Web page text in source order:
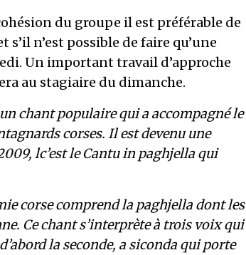
du groupe il est préférable de
n’est possible de faire qu’une
Un important travail d’approche
au stagiaire du dimanche.
chant populaire qui a accompagné le
corses. Il est devenu une
lc’est le Cantu in paghjella qui
corse comprend la paghjella dont les
Ce chant s’interprète à trois voix qui
la seconde, a siconda qui porte